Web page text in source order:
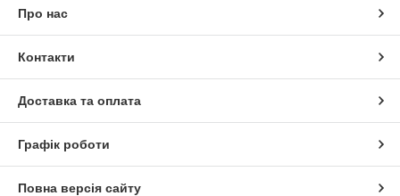
Про нас
Контакти
Доставка та оплата
Графік роботи
Повна версія сайту